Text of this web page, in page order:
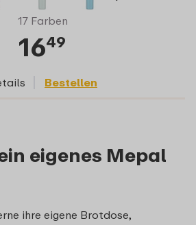
17 Farben
1649
Bestellen
eigenes Mepal
ihre eigene Brotdose,